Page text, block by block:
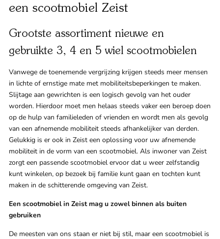
Zwolle
een scootmobiel Zeist
Grootste assortiment nieuwe en
gebruikte 3, 4 en 5 wiel scootmobielen
Vanwege de toenemende vergrijzing krijgen steeds meer mensen
in lichte of ernstige mate met mobiliteitsbeperkingen te maken.
Slijtage aan gewrichten is een logisch gevolg van het ouder
worden. Hierdoor moet men helaas steeds vaker een beroep doen
op de hulp van familieleden of vrienden en wordt men als gevolg
van een afnemende mobiliteit steeds afhankelijker van derden.
Gelukkig is er ook in Zeist een oplossing voor uw afnemende
mobiliteit in de vorm van een scootmobiel. Als inwoner van Zeist
zorgt een passende scootmobiel ervoor dat u weer zelfstandig
kunt winkelen, op bezoek bij familie kunt gaan en tochten kunt
maken in de schitterende omgeving van Zeist.
Een scootmobiel in Zeist mag u zowel binnen als buiten
gebruiken
De meesten van ons staan er niet bij stil, maar een scootmobiel is